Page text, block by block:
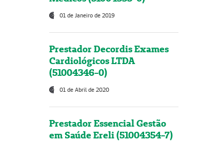
01 de Janeiro de 2019
Prestador Decordis Exames
Cardiológicos LTDA
(51004346-0)
01 de Abril de 2020
Prestador Essencial Gestão
em Saúde Ereli (51004354-7)